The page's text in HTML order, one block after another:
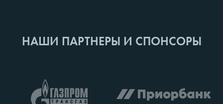
НАШИ ПАРТНЕРЫ И СПОНСОРЫ